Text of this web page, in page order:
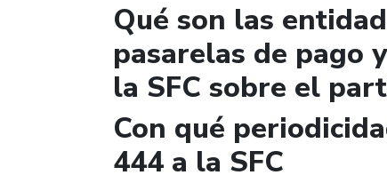
Qué son las
pasarelas de pago
la SFC sobre el
Con qué
444 a la SFC